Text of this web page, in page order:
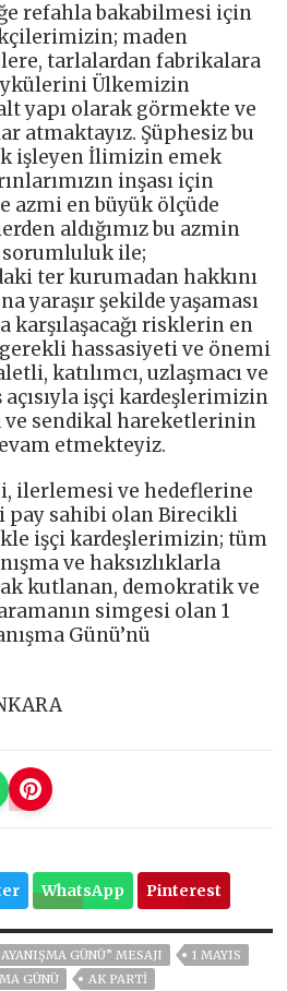
refahla bakabilmesi için
maden
tarlalardan fabrikalara
Ülkemizin
yapı olarak görmekte ve
atmaktayız. Şüphesiz bu
işleyen İlimizin emek
inşası için
azmi en büyük ölçüde
aldığımız bu azmin
sorumluluk ile;
ter kurumadan hakkını
yaraşır şekilde yaşaması
karşılaşacağı risklerin en
hassasiyeti ve önemi
katılımcı, uzlaşmacı ve
işçi kardeşlerimizin
sendikal hareketlerinin
etmekteyiz.
ilerlemesi ve hedeflerine
pay sahibi olan Birecikli
işçi kardeşlerimizin; tüm
ve haksızlıklarla
kutlanan, demokratik ve
simgesi olan 1
Günü’nü
WhatsApp Pinterest
GÜNÜ” MESAJI
1 MAYIS
GÜNÜ
AK PARTİ